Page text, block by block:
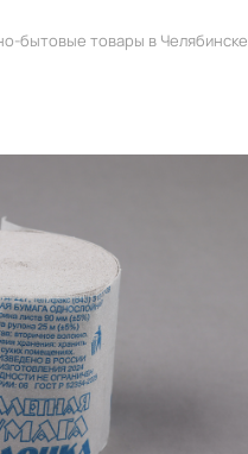
бытовые товары в Челябинске